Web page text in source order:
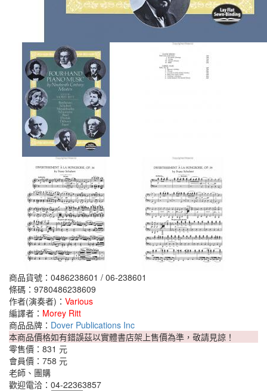
商品貨號：0486238601 / 06-238601
條碼：9780486238609
作者(演奏者)： Various
編譯者： Morey Ritt
商品品牌： Dover Publications Inc
本商品價格如有錯誤茲以實體書店架上售價為準，敬請見諒！
零售價： 831 元
會員價： 758 元
老師、團購
歡迎電洽：04-22363857